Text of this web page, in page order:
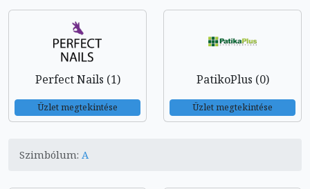
Perfect Nails (1)
Üzlet megtekintése
PatikoPlus (0)
Üzlet megtekintése
Szimbólum: A